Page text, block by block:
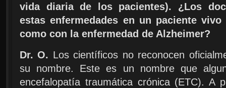
vida diaria de los pacientes). ¿Los
estas enfermedades en un paciente
como con la enfermedad de Alzheimer?
Dr. O. Los científicos no reconocen
su nombre. Este es un nombre que
encefalopatía traumática crónica (ETC). A